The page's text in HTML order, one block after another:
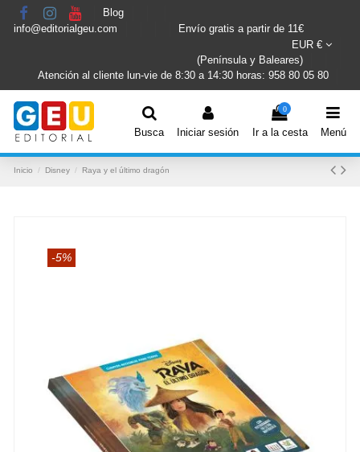
Blog
info@editorialgeu.com
Envío gratis a partir de 11€
EUR €
(Península y Baleares)
Atención al cliente lun-vie de 8:30 a 14:30 horas: 958 80 05 80
Busca Iniciar sesión
0
Ir a la cesta Menú
Inicio Disney Raya y el último dragón
-5%